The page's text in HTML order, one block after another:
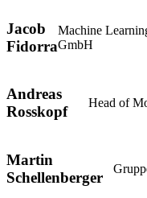
Jacob
Fidorra
Machine
GmbH
Andreas
Rosskopf
Head of
Martin
Schellenberger